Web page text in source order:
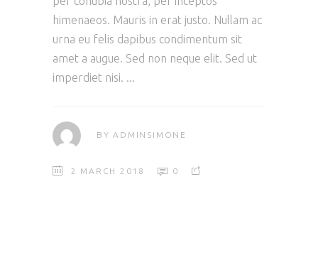
himenaeos. Mauris in erat justo. Nullam ac
urna eu felis dapibus condimentum sit
amet a augue. Sed non neque elit. Sed ut
imperdiet nisi.
BYADMINSIMONE
2 MARCH 2018 0